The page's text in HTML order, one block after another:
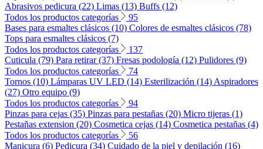
Abrasivos pedicura (22) Limas (13) Buffs (12)
Todos los productos categorías
95
Bases para esmaltes clásicos (10) Colores de esmaltes clásicos (78)
Tops para esmaltes clásicos (7)
Todos los productos categorías
137
Cuticula (79) Para retirar (37) Fresas podología (12) Pulidores (9)
Todos los productos categorías
74
Tornos (10) Lámparas UV LED (14) Esterilización (14) Aspiradores
(27) Otro equipo (9)
Todos los productos categorías
94
Pinzas para cejas (35) Pinzas para pestañas (20) Micro tijeras (1)
Pestañas extension (20) Cosmetica cejas (14) Cosmetica pestañas (4)
Todos los productos categorías
56
Manicura (6) Pedicura (34) Cuidado de la piel y depilación (16)